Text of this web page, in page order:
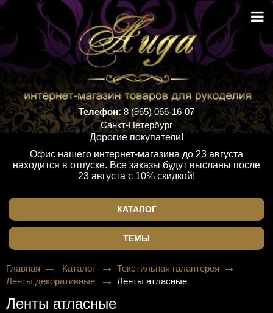
Телефон:8 (965) 066-16-07
Санкт-Петербург
Дорогие покупатели!
Офис нашего интернет-магазина до 23 августа
находится в отпуске. Все заказы будут высланы после
23 августа с 10% скидкой!
КАТАЛОГ
ТЕМЫ
Главная Каталог
Текстильная галантерея
Ленты декоративные
Ленты атласные
Ленты атласные